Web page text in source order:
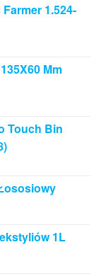
1.524-
Mm
Touch Bin
1L